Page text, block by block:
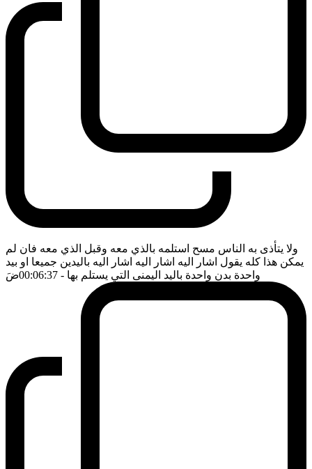
ولا يتأذى به الناس مسح استلمه بالذي معه وقبل الذي معه فان لم
يمكن هذا كله يقول اشار اليه اشار اليه اشار اليه باليدين جميعا او بيد
واحدة بدن واحدة باليد اليمنى التي يستلم بها - 00:06:37 ضَ